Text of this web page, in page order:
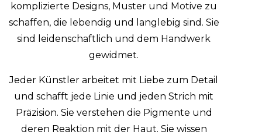
komplizierte Designs, Muster und Motive zu
schaffen, die lebendig und langlebig sind. Sie
sind leidenschaftlich und dem Handwerk
gewidmet.
Jeder Künstler arbeitet mit Liebe zum Detail
und schafft jede Linie und jeden Strich mit
Präzision. Sie verstehen die Pigmente und
deren Reaktion mit der Haut. Sie wissen